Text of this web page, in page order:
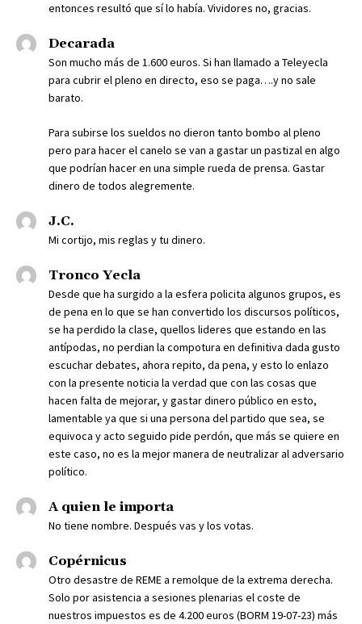
entonces resultó que sí lo había. Vividores no, gracias.
Decarada
Son mucho más de 1.600 euros. Si han llamado a Teleyecla
para cubrir el pleno en directo, eso se paga….y no sale
barato.
Para subirse los sueldos no dieron tanto bombo al pleno
pero para hacer el canelo se van a gastar un pastizal en algo
que podrían hacer en una simple rueda de prensa. Gastar
dinero de todos alegremente.
J.C.
Mi cortijo, mis reglas y tu dinero.
Tronco Yecla
Desde que ha surgido a la esfera policita algunos grupos, es
de pena en lo que se han convertido los discursos políticos,
se ha perdido la clase, quellos lideres que estando en las
antípodas, no perdian la compotura en definitiva dada gusto
escuchar debates, ahora repito, da pena, y esto lo enlazo
con la presente noticia la verdad que con las cosas que
hacen falta de mejorar, y gastar dinero público en esto,
lamentable ya que si una persona del partido que sea, se
equivoca y acto seguido pide perdón, que más se quiere en
este caso, no es la mejor manera de neutralizar al adversario
político.
A quien le importa
No tiene nombre. Después vas y los votas.
Copérnicus
Otro desastre de REME a remolque de la extrema derecha.
Solo por asistencia a sesiones plenarias el coste de
nuestros impuestos es de 4.200 euros (BORM 19-07-23) más